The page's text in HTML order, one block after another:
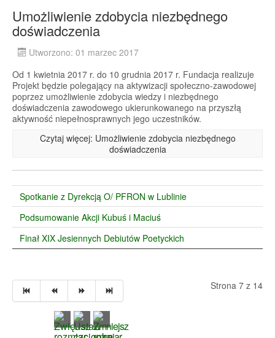
Umożliwienie zdobycia niezbędnego
doświadczenia
Utworzono: 01 marzec 2017
Od 1 kwietnia 2017 r. do 10 grudnia 2017 r. Fundacja realizuje
Projekt będzie polegający na aktywizacji społeczno-zawodowej
poprzez umożliwienie zdobycia wiedzy i niezbędnego
doświadczenia zawodowego ukierunkowanego na przyszłą
aktywność niepełnosprawnych jego uczestników.
Czytaj więcej: Umożliwienie zdobycia niezbędnego
doświadczenia
Spotkanie z Dyrekcją O/ PFRON w Lublinie
Podsumowanie Akcji Kubuś i Maciuś
Finał XIX Jesiennych Debiutów Poetyckich
Strona 7 z 14